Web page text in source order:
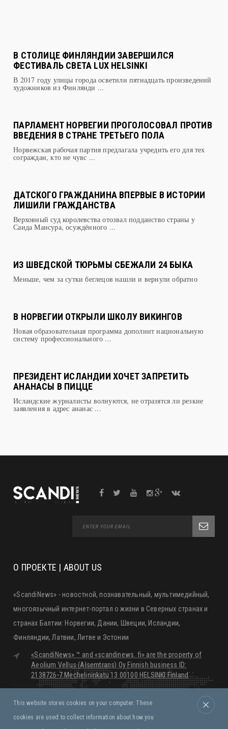
В СТОЛИЦЕ ФИНЛЯНДИИ ЗАВЕРШИЛСЯ
ФЕСТИВАЛЬ СВЕТА LUX HELSINKI
В 2017 году улицы города осветили пятнадцать произведений
художников из Финлянди ...
ПАРЛАМЕНТ НОРВЕГИИ ПРОГОЛОСОВАЛ ПРОТИВ
ВВЕДЕНИЯ В СТРАНЕ ТРЕТЬЕГО ПОЛА
Норвежская рабочая партия предлагала учредить его для тех
сограждан, кто не чувс ...
ДАТСКОГО ГРАЖДАНИНА ВПЕРВЫЕ В ИСТОРИИ
ЛИШИЛИ ГРАЖДАНСТВА
Верховный суд королевства отозвал подданство страны у
Саида Мансура, осуждённого ...
ИЗ ШВЕДСКОЙ ТЮРЬМЫ СБЕЖАЛИ 24 БЫКА
Меньше, чем за сутки беглецов нашли и вернули обратно
В НОРВЕГИИ ОТКРЫЛИ ШКОЛУ ВИКИНГОВ
Новая образовательная программа дополнит национальную
систему профессионального ...
ПРЕЗИДЕНТ ИСЛАНДИИ ХОЧЕТ ЗАПРЕТИТЬ
АНАНАСЫ В ПИЦЦЕ
Исландские журналисты волнуются, не отразятся ли резкие
заявления в адрес ананас ...
О ПРОЕКТЕ | ABOUT US
«ScandiNews» - новостной, познавательный, мультимедийный,
многоязычный интернет-портал о жизни в Северных странах и
странах Балтии: Норвегии, Дании, Швеции, Исландии,
Финляндии, Латвии, Литве и Эстонии
«ScandiNews» ™ and «scandinews. fi» are the property of
Aeolium Vellus (Alsemtrans) Oy Finnish business ID:
2138726-7 Mechelininkatu 13 00100 HELSINKI Finland
Monday - Friday:09:00 - 18:00
Saturday, Sunday:
Closed
This website stores cookies on your computer. These
cookies are used to collect information about how you